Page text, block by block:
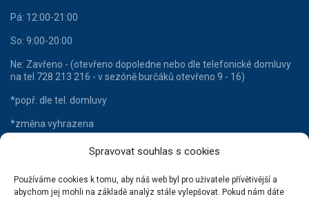
Spravovat souhlas s cookies
Používáme cookies k tomu, aby náš web byl pro uživatele přívětivější a
abychom jej mohli na základě analýz stále vylepšovat. Pokud nám dáte
Pá: 12:00-21:00
So: 9:00-20:00
Ne: Zavřeno - (otevřeno dopoledne nebo dle telefonické domluvy
na tel 728 213 216 - v sezóně burčáků otevřeno 9 - 16)
*popř. dle tel. domluvy
*změna vyhrazena
HLAVNÍ KATEGORIE